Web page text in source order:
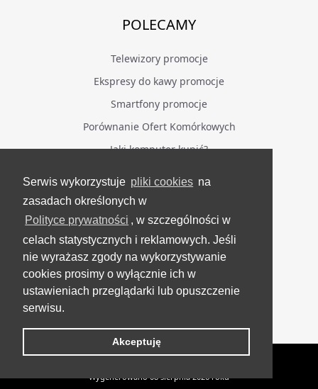
Serwis wykorzystuje pliki cookies na
zasadach określonych w
Polityce prywatności , w szczególności w
celach statystycznych i reklamowych. Jeśli
nie wyrażasz zgody na wykorzystywanie
cookies prosimy o wyłącznie ich w
ustawieniach przeglądarki lub opuszczenie
serwisu.
Akceptuję
POLECAMY
Telewizory promocje
Ekspresy do kawy promocje
Smartfony promocje
Porównanie Ofert Komórkowych
Jaki komputer kupić?
BĄDŹ NA BIEŻĄCO
Facebook
Grupa Testerzy Videotestów
YouTube
Twitter
VideoTesty.pl Wszelkie prawa zastrzeżone
Wygenerowano 08 sierpnia 2026 roku